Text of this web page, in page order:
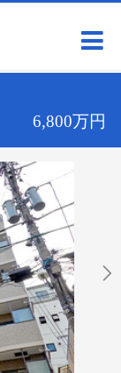
6,800万円